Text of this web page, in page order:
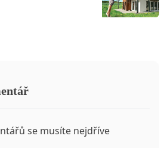
se musíte nejdříve